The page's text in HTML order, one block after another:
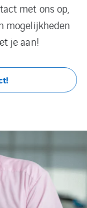
met ons op,
mogelijkheden
je aan!